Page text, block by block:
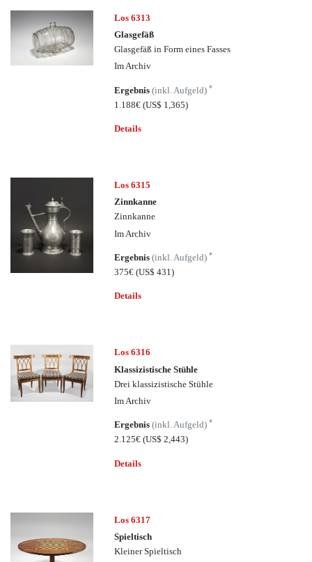
Los 6313
Glasgefäß
Glasgefäß in Form eines Fasses
Im Archiv
Ergebnis(inkl. Aufgeld)*
1.188€(US$ 1,365)
Details
Los 6315
Zinnkanne
Zinnkanne
Im Archiv
Ergebnis(inkl. Aufgeld)*
375€(US$ 431)
Details
Los 6316
Klassizistische Stühle
Drei klassizistische Stühle
Im Archiv
Ergebnis(inkl. Aufgeld)*
2.125€(US$ 2,443)
Details
Los 6317
Spieltisch
Kleiner Spieltisch